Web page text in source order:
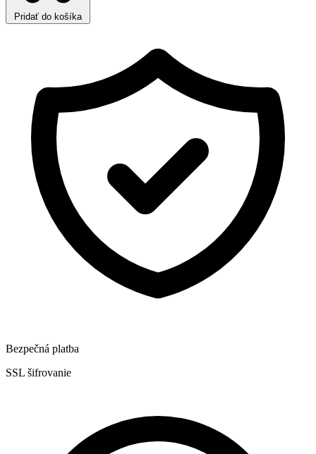
Pridať do košíka
Bezpečná platba
SSL šifrovanie